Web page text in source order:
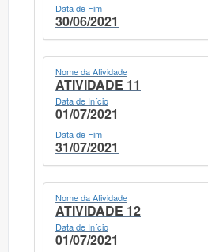
Data de Fim
30/06/2021
Nome da Atividade
ATIVIDADE 11
Data de Início
01/07/2021
Data de Fim
31/07/2021
Nome da Atividade
ATIVIDADE 12
Data de Início
01/07/2021